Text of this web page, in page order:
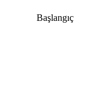
Başlangıç